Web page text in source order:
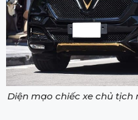
Diện mạo chiếc xe chủ